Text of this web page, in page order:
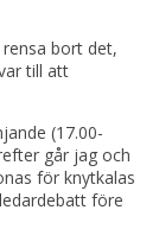
bort det,
till att
(17.00-
går jag och
för knytkalas
före